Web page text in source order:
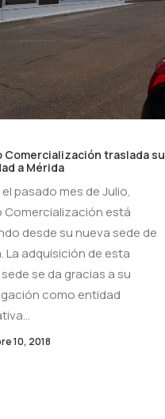
Comercialización traslada su
a Mérida
pasado mes de Julio,
Comercialización está
desde su nueva sede de
La adquisición de esta
se da gracias a su
como entidad
10, 2018